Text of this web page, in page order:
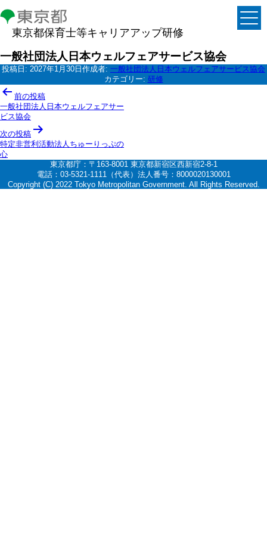
東京都保育士等キャリアアップ研修
一般社団法人日本ウェルフェアサービス協会
投稿日: 2027年1月30日 作成者: 一般社団法人日本ウェルフェアサービス協会
カテゴリー: 研修
投
稿
ナ
ビ
ゲ
シ
前の投稿
一般社団法人日本ウェルフェアサー
ビス協会
次の投稿
特定非営利活動法人ちゅーりっぷの
心
東京都庁：〒163-8001 東京都新宿区西新宿2-8-1
電話：03-5321-1111（代表）法人番号：8000020130001
Copyright (C) 2022 Tokyo Metropolitan Government. All Rights Reserved.